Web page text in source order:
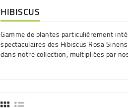
HIBISCUS
Gamme de plantes particulièrement
spectaculaires des Hibiscus Rosa
dans notre collection, multipliées par